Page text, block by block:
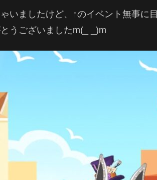
いましたけど、↑のイベント無事に
うございましたm(_ _)m